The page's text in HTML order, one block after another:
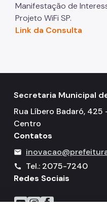
Manifestação de
Projeto WiFi SP.
Link da Consulta
Secretaria Municipal
Rua Líbero Badaró,
Centro
Contatos
mail
call
Tel.: 2075-7240
Redes Sociais
Icone do YouTube
Icone do Instagram
Icone do Facebook